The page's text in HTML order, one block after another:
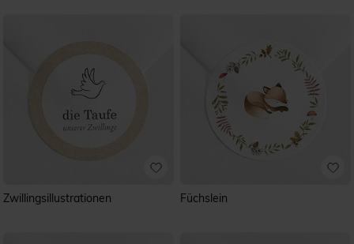
Zwillingsillustrationen Füchslein